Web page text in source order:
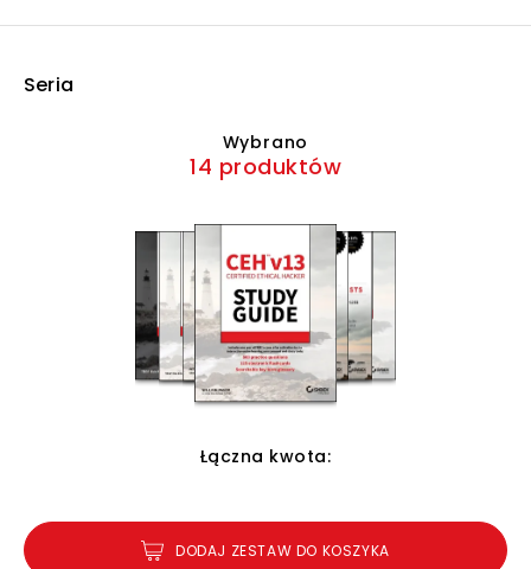
Seria
Wybrano
14 produktów
Łączna kwota:
DODAJ ZESTAW DO KOSZYKA